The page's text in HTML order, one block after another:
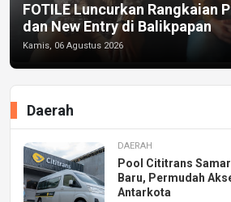
FOTILE Luncurkan Rangkaian
dan New Entry di Balikpapan
Kamis, 06 Agustus 2026
Daerah
DAERAH
Pool Cititrans
Baru, Permudah
Antarkota